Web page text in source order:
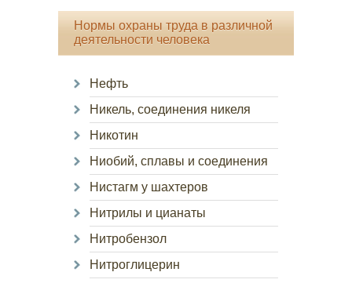
Нормы охраны труда в различной
деятельности человека
Нефть
Никель, соединения никеля
Никотин
Ниобий, сплавы и соединения
Нистагм у шахтеров
Нитрилы и цианаты
Нитробензол
Нитроглицерин